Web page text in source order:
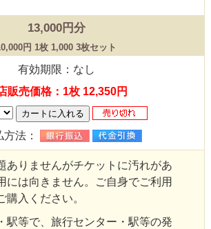
13,000円分
円 1枚 1,000 3枚セット
有効期限：なし
販売価格：1枚 12,350円
方法：
ありませんがチケットに汚れがあ
には向きません。ご自身でご利用
購入ください。
駅等で、旅行センター・駅等の発